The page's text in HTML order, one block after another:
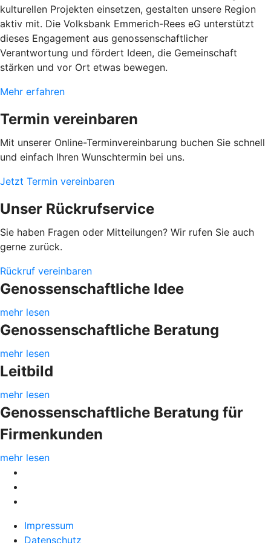
kulturellen Projekten einsetzen, gestalten unsere Region
aktiv mit. Die Volksbank Emmerich-Rees eG unterstützt
dieses Engagement aus genossenschaftlicher
Verantwortung und fördert Ideen, die Gemeinschaft
stärken und vor Ort etwas bewegen.
Mehr erfahren
Termin vereinbaren
Mit unserer Online-Terminvereinbarung buchen Sie schnell
und einfach Ihren Wunschtermin bei uns.
Jetzt Termin vereinbaren
Unser Rückrufservice
Sie haben Fragen oder Mitteilungen? Wir rufen Sie auch
gerne zurück.
Rückruf vereinbaren
Genossenschaftliche Idee
mehr lesen
Genossenschaftliche Beratung
mehr lesen
Leitbild
mehr lesen
Genossenschaftliche Beratung für
Firmenkunden
mehr lesen
Impressum
Datenschutz